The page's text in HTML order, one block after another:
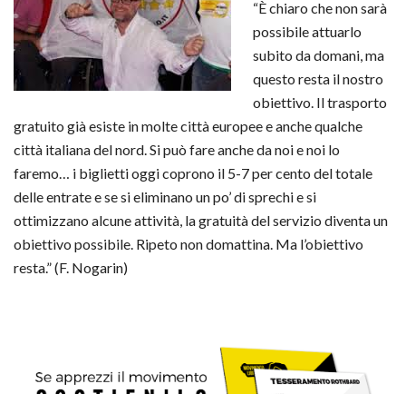
“È chiaro che non sarà
possibile attuarlo
subito da domani, ma
questo resta il nostro
obiettivo. Il trasporto
gratuito già esiste in molte città europee e anche qualche
città italiana del nord. Si può fare anche da noi e noi lo
faremo… i biglietti oggi coprono il 5-7 per cento del totale
delle entrate e se si eliminano un po’ di sprechi e si
ottimizzano alcune attività, la gratuità del servizio diventa un
obiettivo possibile. Ripeto non domattina. Ma l’obiettivo
resta.” (F. Nogarin)